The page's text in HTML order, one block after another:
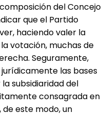
del Concejo
que el Partido
haciendo valer la
votación, muchas de
Seguramente,
las bases
subsidiaridad del
consagrada en
este modo, un